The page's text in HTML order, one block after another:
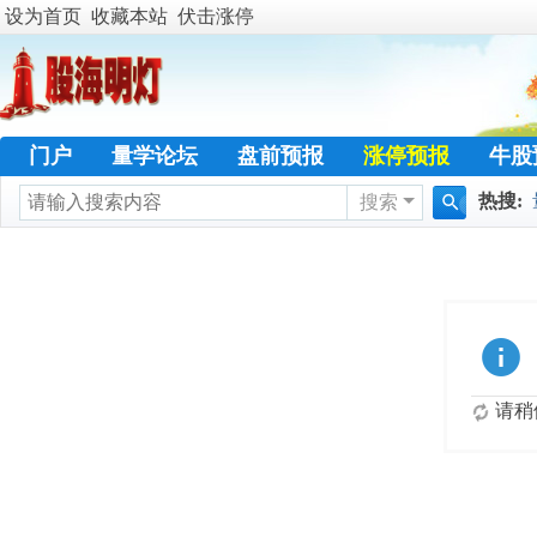
设为首页 收藏本站 伏击涨停
门户 量学论坛 盘前预报 涨停预报 牛股
学员天地 名人传奇 特训专栏 日志 热
搜索 热搜:
请稍